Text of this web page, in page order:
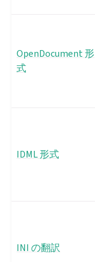
OpenDocument 形
式
IDML 形式
INI の翻訳